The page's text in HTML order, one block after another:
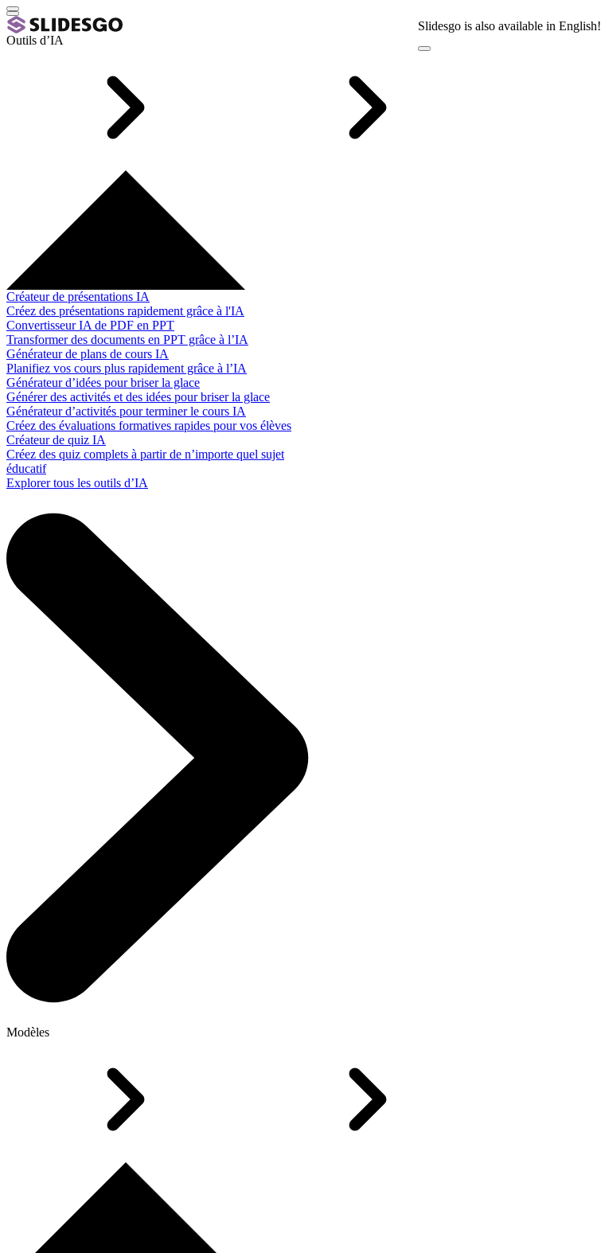
Slidesgo is also available in English!
Outils d’IA
Créateur de présentations IA
Créez des présentations rapidement grâce à l'IA
Convertisseur IA de PDF en PPT
Transformer des documents en PPT grâce à l’IA
Générateur de plans de cours IA
Planifiez vos cours plus rapidement grâce à l’IA
Générateur d’idées pour briser la glace
Générer des activités et des idées pour briser la glace
Générateur d’activités pour terminer le cours IA
Créez des évaluations formatives rapides pour vos élèves
Créateur de quiz IA
Créez des quiz complets à partir de n’importe quel sujet
éducatif
Explorer tous les outils d’IA
Modèles